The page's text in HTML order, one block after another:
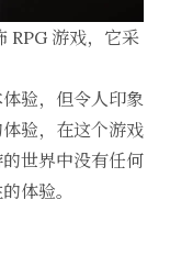
RPG 游戏，它采
验，但令人印象
验，在这个游戏
世界中没有任何
体验。